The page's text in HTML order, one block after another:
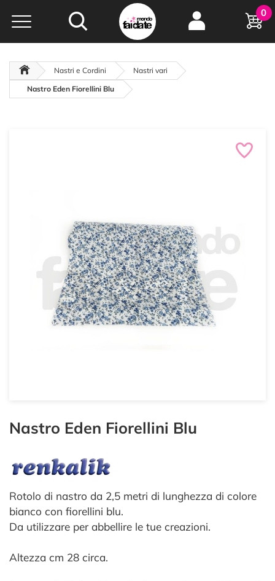
Hobby e
creatività...
oltre 15 anni online
0
Nastri e Cordini
Nastri vari
Nastro Eden Fiorellini Blu
Nastro Eden Fiorellini Blu
Rotolo di nastro da 2,5 metri di lunghezza di colore
bianco con fiorellini blu.
Da utilizzare per abbellire le tue creazioni.
Altezza cm 28 circa.